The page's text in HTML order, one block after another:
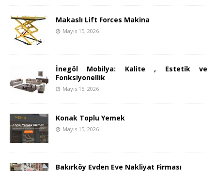
Makaslı Lift Forces Makina
Mayıs 15, 2026
İnegöl Mobilya: Kalite , Estetik ve
Fonksiyonellik
Mayıs 15, 2026
Konak Toplu Yemek
Mayıs 15, 2026
Bakırköy Evden Eve Nakliyat Firması